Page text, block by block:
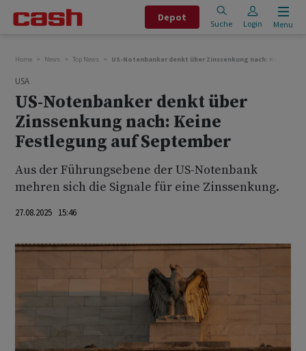
Depot
Suche Login Menu
Home News Top News US-Notenbanker denkt über Zinssenkung nach: Keine
USA
US-Notenbanker denkt über
Zinssenkung nach: Keine
Festlegung auf September
Aus der Führungsebene der US-Notenbank
mehren sich die Signale für eine Zinssenkung.
27.08.2025 15:46